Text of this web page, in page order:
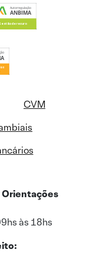
CVM
Orientações
às 18hs